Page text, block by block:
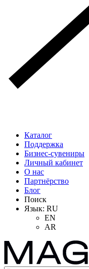
Каталог
Поддержка
Бизнес-сувениры
Личный кабинет
О нас
Партнёрство
Блог
Поиск
Язык: RU
EN
AR